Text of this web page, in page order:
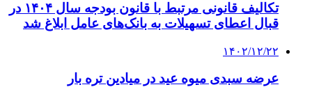
تکالیف قانونی مرتبط با قانون بودجه سال ۱۴۰۴ در
قبال اعطای تسهیلات به بانک‌های عامل ابلاغ شد
۱۴۰۲/۱۲/۲۲
عرضه سبدی میوه عید در میادین تره بار